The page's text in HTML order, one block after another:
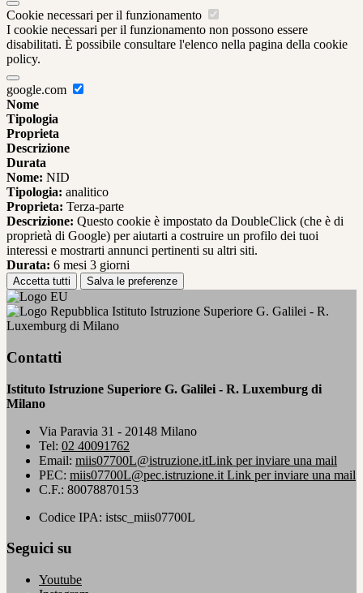
Cookie necessari per il funzionamento
I cookie necessari per il funzionamento non possono essere
disabilitati. È possibile consultare l'elenco nella pagina della cookie
policy.
google.com
Nome
Tipologia
Proprieta
Descrizione
Durata
Nome: NID
Tipologia: analitico
Proprieta: Terza-parte
Descrizione: Questo cookie è impostato da DoubleClick (che è di
proprietà di Google) per aiutarti a costruire un profilo dei tuoi
interessi e mostrarti annunci pertinenti su altri siti.
Durata: 6 mesi 3 giorni
Accetta tutti Salva le preferenze
Istituto Istruzione Superiore G. Galilei - R.
Luxemburg di Milano
Contatti
Istituto Istruzione Superiore G. Galilei - R. Luxemburg di
Milano
Via Paravia 31 - 20148 Milano
Tel: 02 40091762
Email: miis07700L@istruzione.itLink per inviare una mail
PEC: miis07700L@pec.istruzione.it Link per inviare una mail
C.F.: 80078870153
Codice IPA: istsc_miis07700L
Seguici su
Youtube